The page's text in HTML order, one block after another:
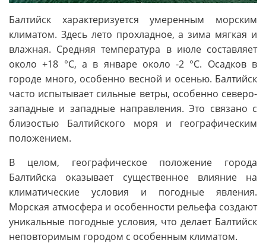
Балтийск характеризуется умеренным морским
климатом. Здесь лето прохладное, а зима мягкая и
влажная. Средняя температура в июле составляет
около +18 °C, а в январе около -2 °C. Осадков в
городе много, особенно весной и осенью. Балтийск
часто испытывает сильные ветры, особенно северо-
западные и западные направления. Это связано с
близостью Балтийского моря и географическим
положением.
В целом, географическое положение города
Балтийска оказывает существенное влияние на
климатические условия и погодные явления.
Морская атмосфера и особенности рельефа создают
уникальные погодные условия, что делает Балтийск
неповторимым городом с особенным климатом.